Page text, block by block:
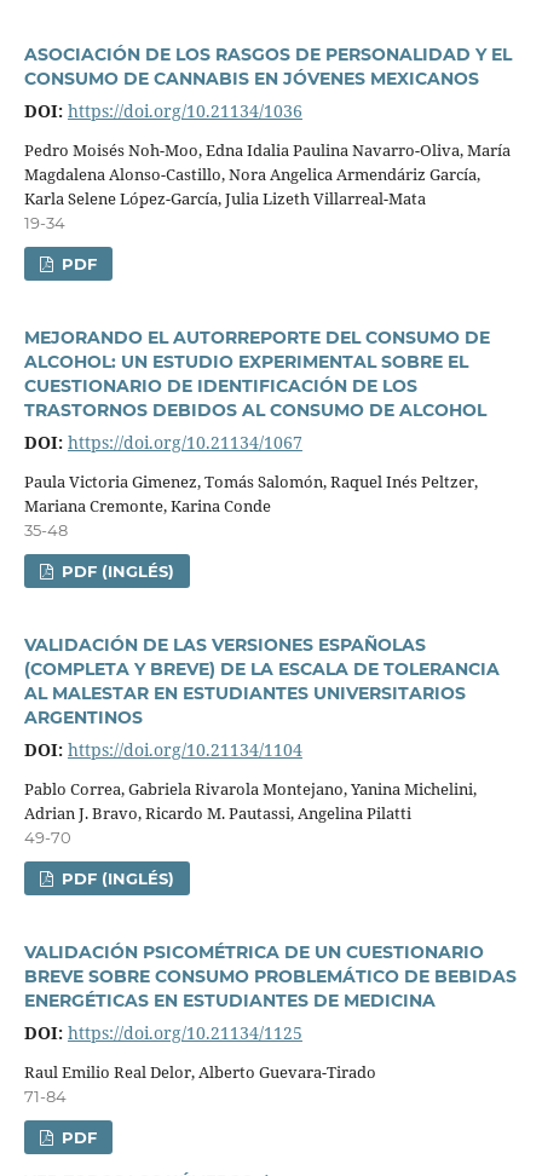
ASOCIACIÓN DE LOS RASGOS DE PERSONALIDAD Y EL
CONSUMO DE CANNABIS EN JÓVENES MEXICANOS
DOI: https://doi.org/10.21134/1036
Pedro Moisés Noh-Moo, Edna Idalia Paulina Navarro-Oliva, Marí­a
Magdalena Alonso-Castillo, Nora Angelica Armendáriz Garcí­a,
Karla Selene López-Garcí­a, Julia Lizeth Villarreal-Mata
19-34
PDF
MEJORANDO EL AUTORREPORTE DEL CONSUMO DE
ALCOHOL: UN ESTUDIO EXPERIMENTAL SOBRE EL
CUESTIONARIO DE IDENTIFICACIÓN DE LOS
TRASTORNOS DEBIDOS AL CONSUMO DE ALCOHOL
DOI: https://doi.org/10.21134/1067
Paula Victoria Gimenez, Tomás Salomón, Raquel Inés Peltzer,
Mariana Cremonte, Karina Conde
35-48
PDF (INGLÉS)
VALIDACIÓN DE LAS VERSIONES ESPAÑOLAS
(COMPLETA Y BREVE) DE LA ESCALA DE TOLERANCIA
AL MALESTAR EN ESTUDIANTES UNIVERSITARIOS
ARGENTINOS
DOI: https://doi.org/10.21134/1104
Pablo Correa, Gabriela Rivarola Montejano, Yanina Michelini,
Adrian J. Bravo, Ricardo M. Pautassi, Angelina Pilatti
49-70
PDF (INGLÉS)
VALIDACIÓN PSICOMÉTRICA DE UN CUESTIONARIO
BREVE SOBRE CONSUMO PROBLEMÁTICO DE BEBIDAS
ENERGÉTICAS EN ESTUDIANTES DE MEDICINA
DOI: https://doi.org/10.21134/1125
Raul Emilio Real Delor, Alberto Guevara-Tirado
71-84
PDF